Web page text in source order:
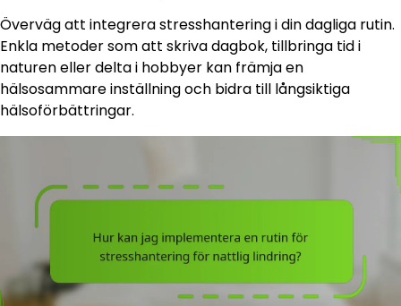
Överväg att integrera stresshantering i din dagliga rutin.
Enkla metoder som att skriva dagbok, tillbringa tid i
naturen eller delta i hobbyer kan främja en
hälsosammare inställning och bidra till långsiktiga
hälsoförbättringar.